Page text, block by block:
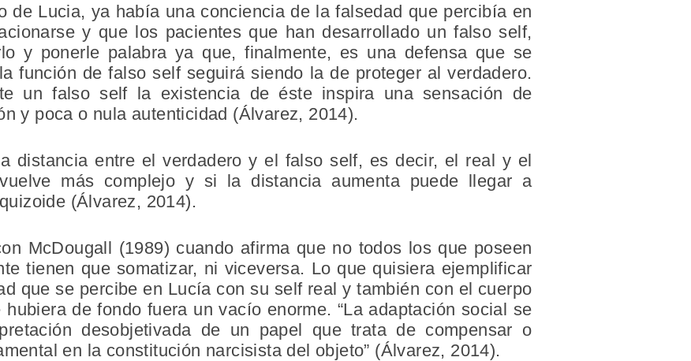
de Lucia, ya había una conciencia de la falsedad que percibía en
y que los pacientes que han desarrollado un falso self,
y ponerle palabra ya que, finalmente, es una defensa que se
función de falso self seguirá siendo la de proteger al verdadero.
un falso self la existencia de éste inspira una sensación de
y poca o nula autenticidad (Álvarez, 2014).
distancia entre el verdadero y el falso self, es decir, el real y el
más complejo y si la distancia aumenta puede llegar a
(Álvarez, 2014).
McDougall (1989) cuando afirma que no todos los que poseen
tienen que somatizar, ni viceversa. Lo que quisiera ejemplificar
que se percibe en Lucía con su self real y también con el cuerpo
de fondo fuera un vacío enorme. “La adaptación social se
desobjetivada de un papel que trata de compensar o
en la constitución narcisista del objeto” (Álvarez, 2014).